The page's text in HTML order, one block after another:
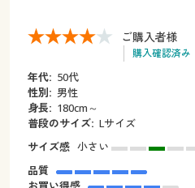
ご購入者様
購入確認済み
年代: 50代
性別: 男性
身長: 180cm～
普段のサイズ: Lサイズ
サイズ感 小さい
品質